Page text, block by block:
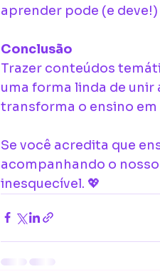
aprender pode (e
Conclusão
Trazer conteúdos
uma forma linda de
transforma o ensino
Se você acredita que
acompanhando o
inesquecível. 💖